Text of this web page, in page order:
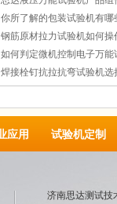
你所了解的包装试验机有哪
钢筋原材拉力试验机如何操
如何判定微机控制电子万
焊接栓钉抗拉抗弯试验机选
应用 试验机定制
济南思达测试技